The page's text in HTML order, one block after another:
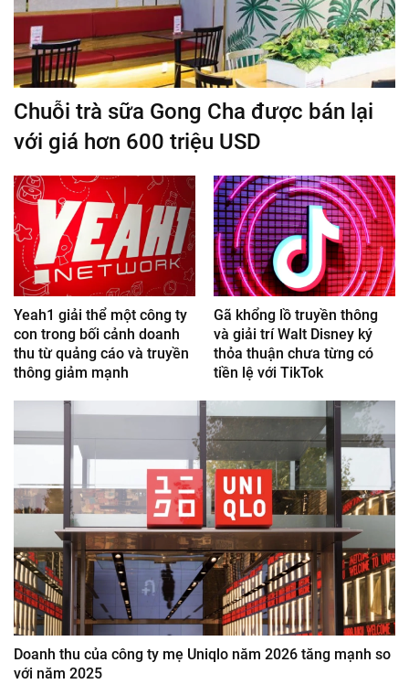
Chuỗi trà sữa Gong Cha được bán lại
với giá hơn 600 triệu USD
Yeah1 giải thể một công ty
con trong bối cảnh doanh
thu từ quảng cáo và truyền
thông giảm mạnh
Gã khổng lồ truyền thông
và giải trí Walt Disney ký
thỏa thuận chưa từng có
tiền lệ với TikTok
Doanh thu của công ty mẹ Uniqlo năm 2026 tăng mạnh so
với năm 2025